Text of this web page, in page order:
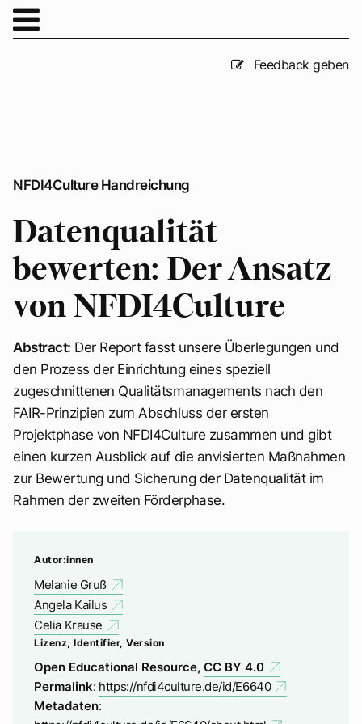
Feedback geben
NFDI4Culture Handreichung
Datenqualität
bewerten: Der Ansatz
von NFDI4Culture
Abstract: Der Report fasst unsere Überlegungen und
den Prozess der Einrichtung eines speziell
zugeschnittenen Qualitätsmanagements nach den
FAIR-Prinzipien zum Abschluss der ersten
Projektphase von NFDI4Culture zusammen und gibt
einen kurzen Ausblick auf die anvisierten Maßnahmen
zur Bewertung und Sicherung der Datenqualität im
Rahmen der zweiten Förderphase.
Melanie Gruß
Angela Kailus
Celia Krause
Open Educational Resource, CC BY 4.0
Permalink: https://nfdi4culture.de/id/E6640
Metadaten: